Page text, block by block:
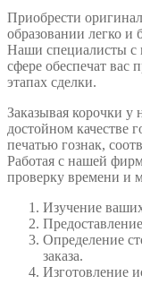
Приобрести
образовании легко и
Наши специалисты с
сфере обеспечат вас
этапах сделки.
Заказывая корочки
достойном качестве
печатью гознак,
Работая с нашей
проверку времени и
Изучение
Определение
заказа.
Изготовление